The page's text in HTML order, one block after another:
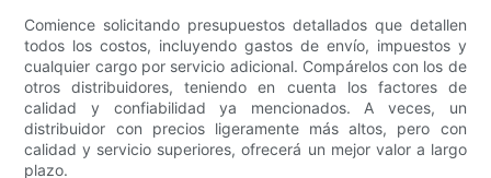
Comience solicitando presupuestos detallados que detallen
todos los costos, incluyendo gastos de envío, impuestos y
cualquier cargo por servicio adicional. Compárelos con los de
otros distribuidores, teniendo en cuenta los factores de
calidad y confiabilidad ya mencionados. A veces, un
distribuidor con precios ligeramente más altos, pero con
calidad y servicio superiores, ofrecerá un mejor valor a largo
plazo.